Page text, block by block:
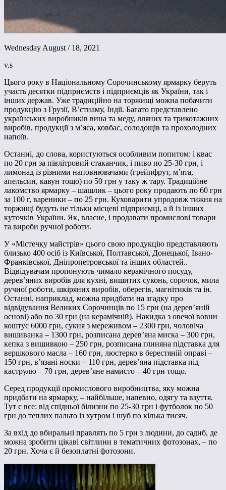
Wednesday August / 18, 2021
v.s
Цього року в Національному Сорочинському ярмарку беруть
участь десятки підприємств і підприємців як України, так і
інших держав. Уже традиційно на торжищі можна побачити
продукцію з Грузії, В’єтнаму, Індії. Багато представлено
українських виробників вина та меду, лляних та трикотажних
виробів, продукції з м’яса, ковбас, солодощів та прохолодних
напоїв.
Останні, до слова, користуються особливим попитом: і квас
по 20 грн за півлітровий стаканчик, і пиво по 25-30 грн, і
лимонад із різними наповнювачами (грейпфрут, м’ята,
апельсин, кавун тощо) по 50 грн у таку ж тару. Традиційне
лакомство ярмарку – шашлик – цього року продають по 60 грн
за 100 г, вареники – по 25 грн. Куховарити упродовж тижня на
торжищі будуть не тільки місцеві підприємці, а й із інших
куточків України. Як, власне, і продавати промислові товари
та вироби ручної роботи.
У «Містечку майстрів» цього свою продукцію представляють
близько 400 осіб із Київської, Полтавської, Донецької, Івано-
Франківської, Дніпропетровської та інших областей..
Відвідувачам пропонують чимало керамічного посуду,
дерев’яних виробів для кухні, вишитих суконь, сорочок, мила
ручної роботи, шкіряних виробів, оберегів, магнітиків та ін.
Останні, наприклад, можна придбати на згадку про
відвідування Великих Сорочинців по 15 грн (на дерев’яній
основі) або по 30 грн (на керамічній). Накидка з овечої вовни
коштує 6000 грн, сукня з мереживом – 2300 грн, чоловіча
вишиванка – 1300 грн, розписана дерев’яна миска – 300 грн,
кепка з вишивкою – 250 грн, розписана глиняна підставка для
вершкового масла – 160 грн, люстерко в берестяній оправі –
150 грн, в’язані носки – 110 грн, дерев’яна підставка під
каструлю – 70 грн, дерев’яне намисто – 40 грн тощо.
Серед продукції промислового виробництва, яку можна
придбати на ярмарку, – найбільше, напевно, одягу та взуття.
Тут є все: від спідньої білизни по 25-30 грн і футболок по 50
грн до теплих пальто із хутром і шуб по кілька тисяч.
За вхід до вбиральні правлять по 5 грн з людини, до садиб, де
можна зробити цікаві світлини в тематичних фотозонах, – по
20 грн. Хоча є й безоплатні фотозони.